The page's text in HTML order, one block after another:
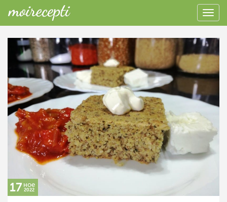
17 ное
2022